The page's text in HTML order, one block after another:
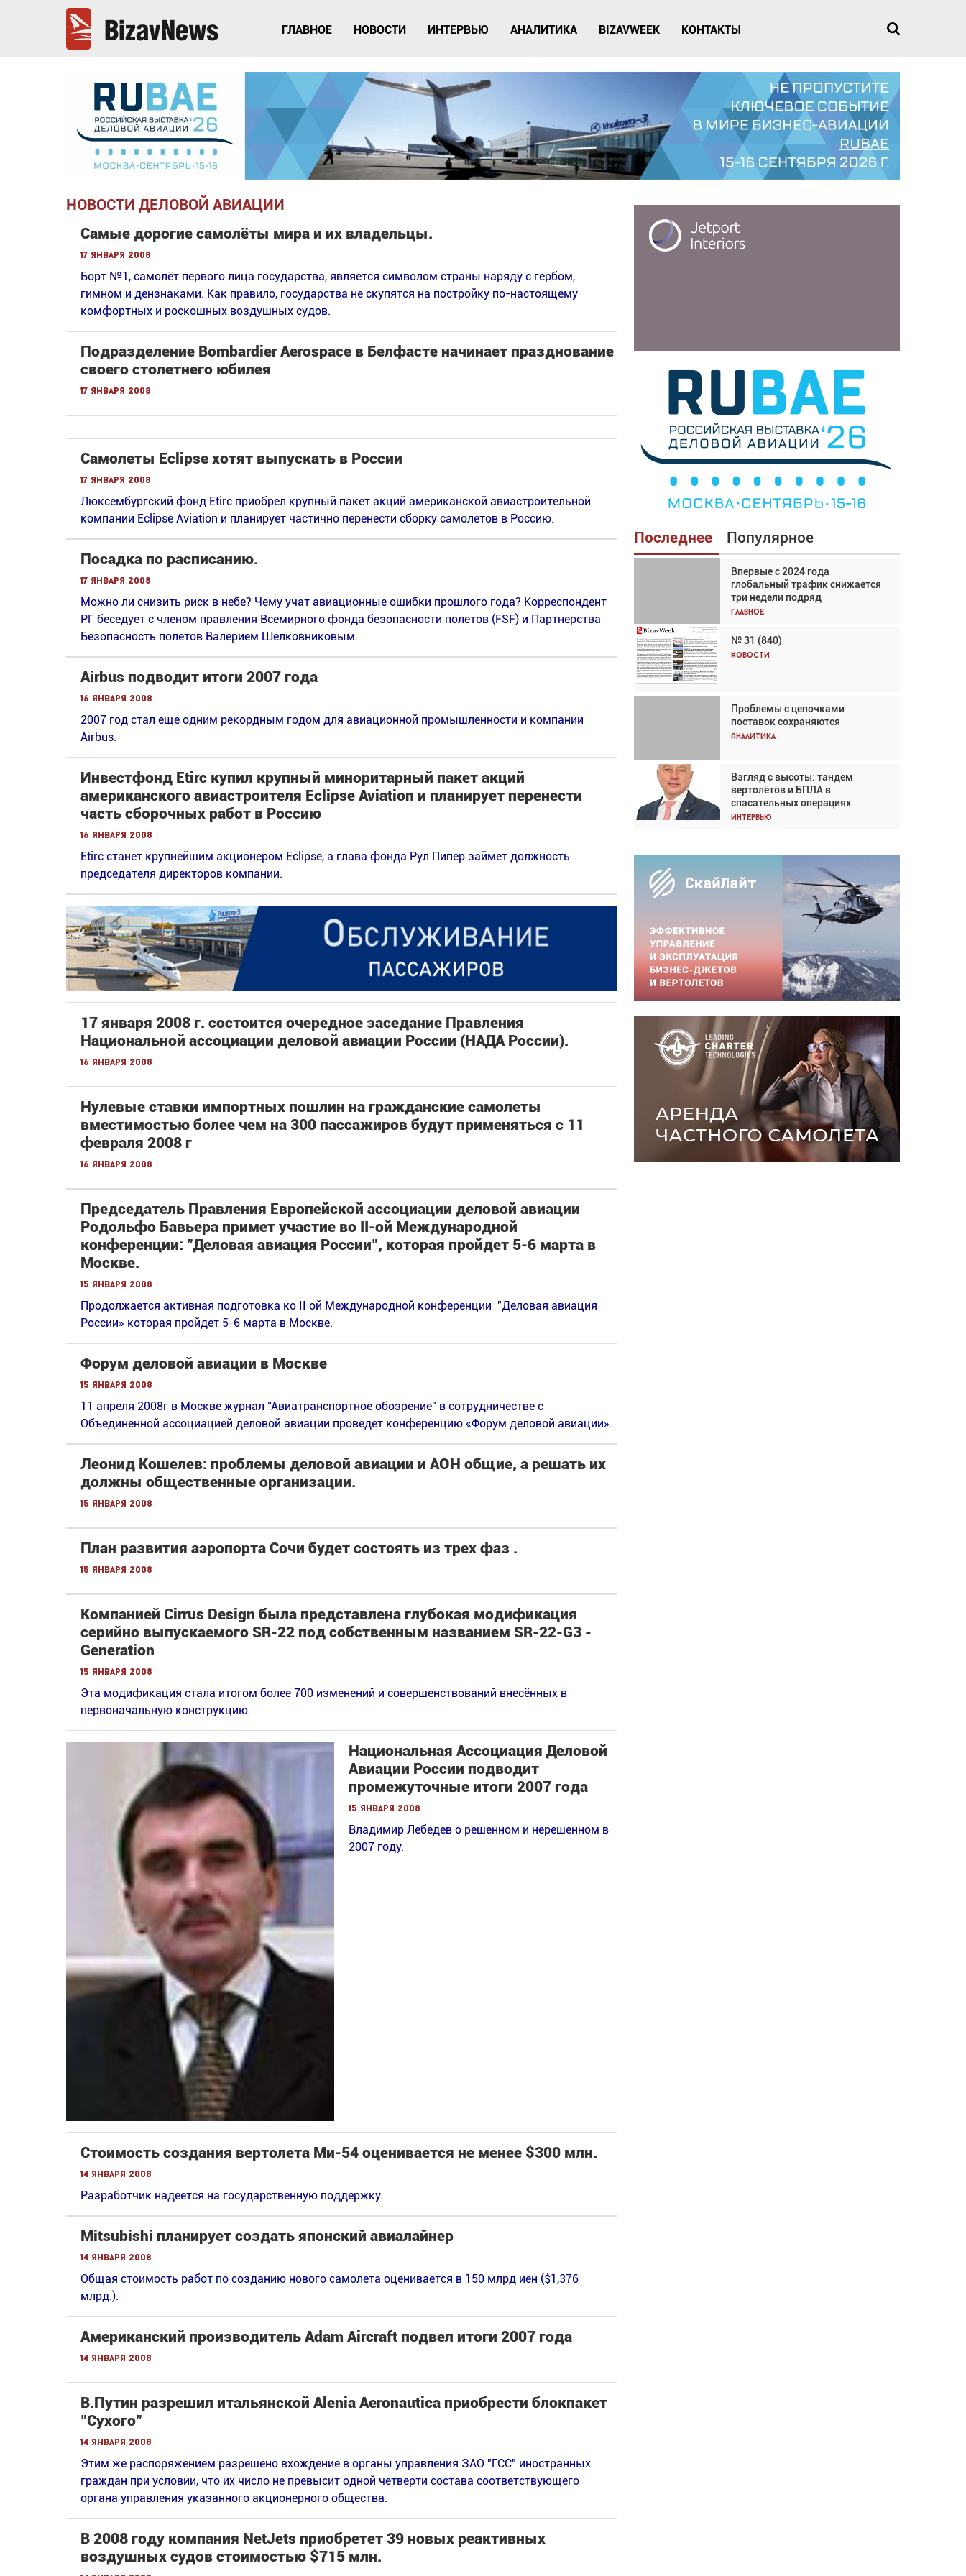
ГЛАВНОЕ НОВОСТИ ИНТЕРВЬЮ АНАЛИТИКА BIZAVWEEK КОНТАКТЫ
НОВОСТИ ДЕЛОВОЙ АВИАЦИИ
Самые дорогие самолёты мира и их владельцы.
17 января 2008
Борт №1, самолёт первого лица государства, является символом страны наряду с гербом,
гимном и дензнаками. Как правило, государства не скупятся на постройку по-настоящему
комфортных и роскошных воздушных судов.
Подразделение Bombardier Aerospace в Белфасте начинает празднование
своего столетнего юбилея
17 января 2008
Самолеты Eclipse хотят выпускать в России
17 января 2008
Люксембургский фонд Etirc приобрел крупный пакет акций американской авиастроительной
компании Eclipse Aviation и планирует частично перенести сборку самолетов в Россию.
Посадка по расписанию.
17 января 2008
Можно ли снизить риск в небе? Чему учат авиационные ошибки прошлого года? Корреспондент
РГ беседует с членом правления Всемирного фонда безопасности полетов (FSF) и Партнерства
Безопасность полетов Валерием Шелковниковым.
Airbus подводит итоги 2007 года
16 января 2008
2007 год стал еще одним рекордным годом для авиационной промышленности и компании
Airbus.
Инвестфонд Etirc купил крупный миноритарный пакет акций
американского авиастроителя Eclipse Aviation и планирует перенести
часть сборочных работ в Россию
16 января 2008
Etirc станет крупнейшим акционером Eclipse, а глава фонда Рул Пипер займет должность
председателя директоров компании.
17 января 2008 г. состоится очередное заседание Правления
Национальной ассоциации деловой авиации России (НАДА России).
16 января 2008
Нулевые ставки импортных пошлин на гражданские самолеты
вместимостью более чем на 300 пассажиров будут применяться с 11
февраля 2008 г
16 января 2008
Председатель Правления Европейской ассоциации деловой авиации
Родольфо Бавьера примет участие во II-ой Международной
конференции: "Деловая авиация России", которая пройдет 5-6 марта в
Москве.
15 января 2008
Продолжается активная подготовка ко II ой Международной конференции "Деловая авиация
России» которая пройдет 5-6 марта в Москве.
Форум деловой авиации в Москве
15 января 2008
11 апреля 2008г в Москве журнал “Авиатранспортное обозрение” в сотрудничестве c
Объединенной ассоциацией деловой авиации проведет конференцию «Форум деловой авиации».
Леонид Кошелев: проблемы деловой авиации и АОН общие, а решать их
должны общественные организации.
15 января 2008
План развития аэропорта Сочи будет состоять из трех фаз .
15 января 2008
Компанией Cirrus Design была представлена глубокая модификация
серийно выпускаемого SR-22 под собственным названием SR-22-G3 -
Generation
15 января 2008
Эта модификация стала итогом более 700 изменений и совершенствований внесённых в
первоначальную конструкцию.
Национальная Ассоциация Деловой
Авиации России подводит
промежуточные итоги 2007 года
15 января 2008
Владимир Лебедев о решенном и нерешенном в
2007 году.
Стоимость создания вертолета Ми-54 оценивается не менее $300 млн.
14 января 2008
Разработчик надеется на государственную поддержку.
Mitsubishi планирует создать японский авиалайнер
14 января 2008
Общая стоимость работ по созданию нового самолета оценивается в 150 млрд иен ($1,376
млрд.).
Американский производитель Adam Aircraft подвел итоги 2007 года
14 января 2008
В.Путин разрешил итальянской Alenia Aeronautica приобрести блокпакет
"Сухого"
14 января 2008
Этим же распоряжением разрешено вхождение в органы управления ЗАО "ГСС" иностранных
граждан при условии, что их число не превысит одной четверти состава соответствующего
органа управления указанного акционерного общества.
В 2008 году компания NetJets приобретет 39 новых реактивных
воздушных судов стоимостью $715 млн.
Последнее Популярное
Впервые с 2024 года
глобальный трафик снижается
три недели подряд
Главное
№ 31 (840)
Новости
Проблемы с цепочками
поставок сохраняются
Аналитика
Взгляд с высоты: тандем
вертолётов и БПЛА в
спасательных операциях
Интервью
Взгляд с высоты: тандем
вертолётов и БПЛА в
спасательных операциях
Главное
Авиационный фотограф Дэйв
Кох: «Фотография говорит сама
Впервые с 2024 года
глобальный трафик снижается
три недели подряд
Частный самолёт – это актив.
Подходите к покупке
соответствующим образом
Интервью